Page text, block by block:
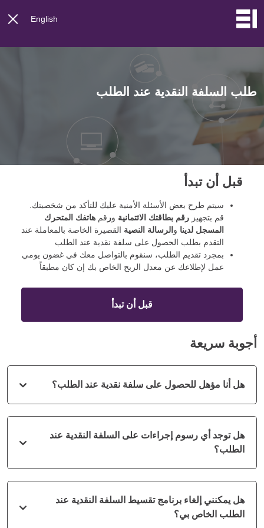
English
طلب السلفة النقدية عند الطلب
قبل أن تبدأ
سيتم طرح بعض الأسئلة الأمنية عليك للتأكد من شخصيتك.
قم بتجهيز رقم بطاقتك الائتمانية ور قم هاتفك المتحرك
المسجل لدينا و الرسالة النصية القصيرة الخاصة بالمعاملة عند
التقدم بطلب الحصول على سلفة نقدية عند الطلب
بمجرد تقديم الطلب، سنقوم بالتواصل معك في غضون يومي
عمل لإطلاعك عن معدل الربح الخاص بك إن كان مطبقاً
قبل أن تبدأ
أجوبة سريعة
هل أنا مؤهل للحصول على سلفة نقدية عند الطلب؟
هل توجد أي رسوم إجراءات على السلفة النقدية عند
الطلب؟
هل يمكنني إلغاء برنامج تقسيط السلفة النقدية عند
الطلب الخاص بي؟